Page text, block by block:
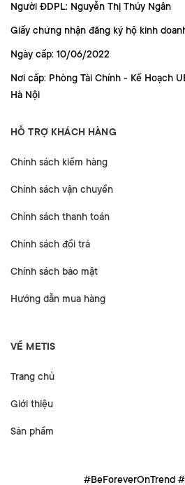
Người ĐDPL: Nguyễn Thị Thúy Ngân
Giấy chứng nhận đăng ký hộ kinh
Ngày cấp: 10/06/2022
Nơi cấp: Phòng Tài Chính - Kế Hoạch
Hà Nội
HỖ TRỢ KHÁCH HÀNG
Chính sách kiểm hàng
Chính sách vận chuyển
Chính sách thanh toán
Chính sách đổi trả
Chính sách bảo mật
Hướng dẫn mua hàng
VỀ METIS
Trang chủ
Giới thiệu
Sản phẩm
#BeForeverOnTrend